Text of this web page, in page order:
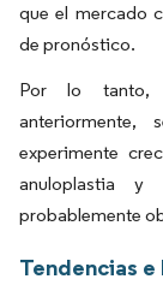
que el mercado
de pronóstico.
Por lo tanto,
experimente
anuloplastia y
probablemente
Tendencias